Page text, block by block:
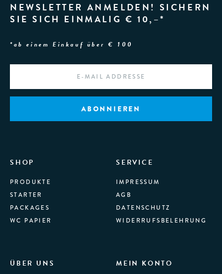
NEWSLETTER ANMELDEN! SICHERN
SIE SICH EINMALIG € 10,–*
*ab einem Einkauf über € 100
SHOP
PRODUKTE
STARTER
PACKAGES
WC PAPIER
SERVICE
IMPRESSUM
AGB
DATENSCHUTZ
WIDERRUFSBELEHRUNG
ÜBER UNS MEIN KONTO